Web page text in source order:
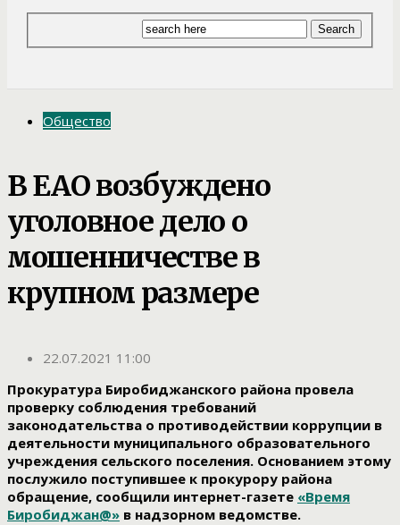
Общество
В ЕАО возбуждено
уголовное дело о
мошенничестве в
крупном размере
22.07.2021 11:00
Прокуратура Биробиджанского района провела
проверку соблюдения требований
законодательства о противодействии коррупции в
деятельности муниципального образовательного
учреждения сельского поселения. Основанием этому
послужило поступившее к прокурору района
обращение, сообщили интернет-газете «Время
Биробиджан@» в надзорном ведомстве.